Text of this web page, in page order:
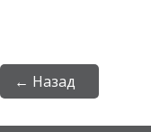
← Назад